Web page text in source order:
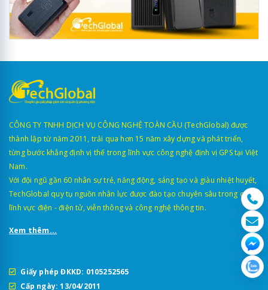
CÔNG TY TNHH DỊCH VỤ CÔNG NGHỆ TOÀN CẦU (TechGlobal) được
thành lập từ năm 2011, trải qua hơn 15 năm xây dựng và phát triển,
từng bước khẳng định vị thế trong lĩnh vực công nghệ định vị GPS tại Việt
Nam.
Với đội ngũ gần 60 nhân sự trẻ, năng động, sáng tạo và giàu nhiệt huyết,
TechGlobal quy tụ nguồn nhân lực được đào tạo chuyên sâu trong các
lĩnh vực điện - điện tử, viễn thông và công nghệ thông tin.
Xem thêm...
Giấy phép ĐKKD: 0105252565
Cấp ngày: 13/04/2011